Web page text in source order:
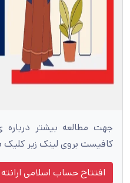
جهت مطالعه بیشتر درباره
کافیست بروی لینک زیر کلیک
افتتاح حساب اسلامی ارانته